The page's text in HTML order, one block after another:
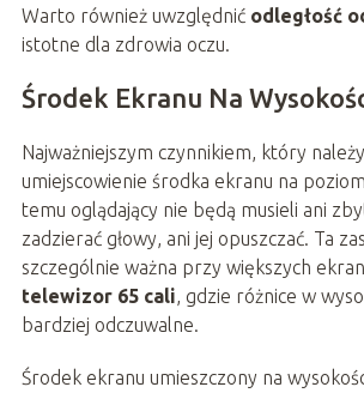
Warto również uwzględnić odległość
istotne dla zdrowia oczu.
Środek Ekranu Na
Najważniejszym czynnikiem, który
umiejscowienie środka ekranu na
temu oglądający nie będą musieli ani
zadzierać głowy, ani jej opuszczać. Ta
szczególnie ważna przy większych
telewizor 65 cali, gdzie różnice w
bardziej odczuwalne.
Środek ekranu umieszczony na